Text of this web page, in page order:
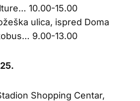
10.00-15.00
ulica, ispred Doma
9.00-13.00
Shopping Centar,